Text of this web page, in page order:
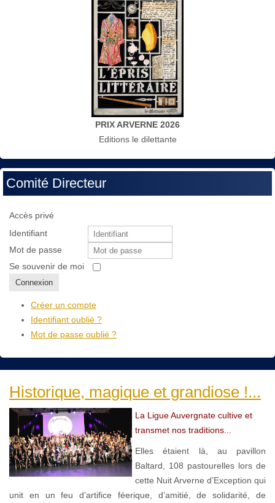
PRIX ARVERNE 2026
Editions le dilettante
Comité Directeur
Accès privé
Identifiant
Mot de passe
Se souvenir de moi
Connexion
Créer un compte
Identifiant oublié ?
Mot de passe oublié ?
Historique, magique et grandiose !...
La Ligue Auvergnate cultive et
transmet nos traditions...
Elles étaient là, au pavillon
Baltard, 108 pastourelles lors de
cette Nuit Arverne d’Exception qui
unit en un feu d’artifice féerique, d’amitié, de solidarité, de